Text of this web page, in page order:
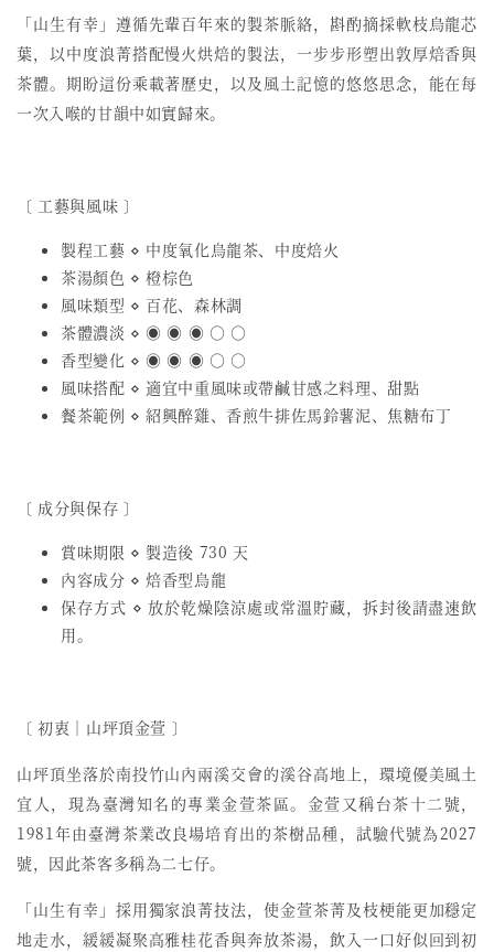
「山生有幸」遵循先輩百年來的製茶脈絡，斟酌摘採軟枝烏龍芯
葉，以中度浪菁搭配慢火烘焙的製法，一步步形塑出敦厚焙香與
茶體。期盼這份乘載著歷史，以及風土記憶的悠悠思念，能在每
一次入喉的甘韻中如實歸來。
〔 工藝與風味 〕
製程工藝 ⋄ 中度氧化烏龍茶、中度焙火
茶湯顏色 ⋄ 橙棕色
風味類型 ⋄ 百花、森林調
茶體濃淡 ⋄ ◉ ◉ ◉ ○ ○
香型變化 ⋄ ◉ ◉ ◉ ○ ○
風味搭配 ⋄ 適宜中重風味或帶鹹甘感之料理、甜點
餐茶範例 ⋄ 紹興醉雞、香煎牛排佐馬鈴薯泥、焦糖布丁
〔 成分與保存 〕
賞味期限 ⋄ 製造後 730 天
內容成分 ⋄ 焙香型烏龍
保存方式 ⋄ 放於乾燥陰涼處或常溫貯藏，拆封後請盡速飲
用。
〔 初衷︱山坪頂金萱 〕
山坪頂坐落於南投竹山內兩溪交會的溪谷高地上，環境優美風土
宜人，現為臺灣知名的專業金萱茶區。金萱又稱台茶十二號，
1981年由臺灣茶業改良場培育出的茶樹品種，試驗代號為2027
號，因此茶客多稱為二七仔。
「山生有幸」採用獨家浪菁技法，使金萱茶菁及枝梗能更加穩定
地走水，緩緩凝聚高雅桂花香與奔放茶湯，飲入一口好似回到初